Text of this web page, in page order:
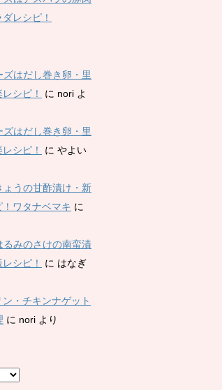
レシピ！
はだし巻き卵・里
シピ！
に nori よ
はだし巻き卵・里
シピ！
に やよい
ょうの甘酢漬け・新
ワタナベマキ に
るみのさけの南蛮漬
シピ！
に はなぎ
・チキンナゲット
に nori より